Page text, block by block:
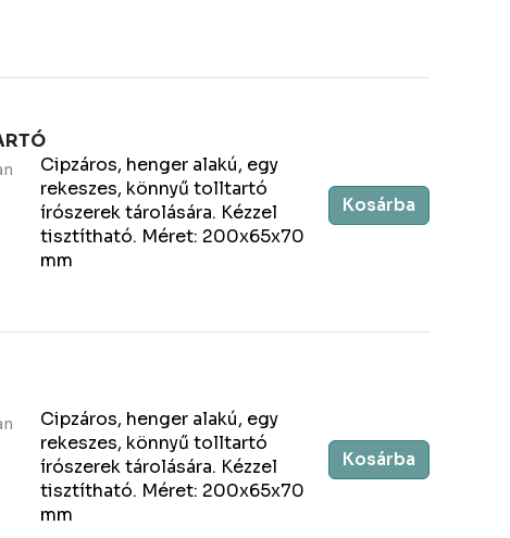
Cipzáros, henger alakú, egy
rekeszes, könnyű tolltartó
írószerek tárolására. Kézzel
tisztítható. Méret: 200x65x70
mm
Kosárba
Cipzáros, henger alakú, egy
rekeszes, könnyű tolltartó
írószerek tárolására. Kézzel
tisztítható. Méret: 200x65x70
mm
Kosárba